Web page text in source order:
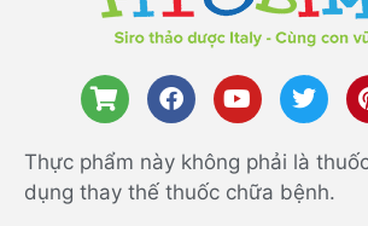
Thực phẩm này không phải là
dụng thay thế thuốc chữa bệnh.